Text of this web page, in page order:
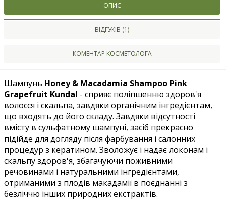
ОПИС
ВІДГУКІВ (1)
КОМЕНТАР КОСМЕТОЛОГА
Шампунь Honey & Macadamia Shampoo Pink
Grapefruit Kundal - сприяє поліпшенню здоров'я
волосся і скальпа, завдяки органічним інгредієнтам,
що входять до його складу. Завдяки відсутності
вмісту в сульфатному шампуні, засіб прекрасно
підійде для догляду після фарбування і салонних
процедур з кератином. Зволожує і надає локонам і
скальпу здоров'я, збагачуючи поживними
речовинами і натуральними інгредієнтами,
отриманими з плодів макадамії в поєднанні з
безліччю інших природних екстрактів.